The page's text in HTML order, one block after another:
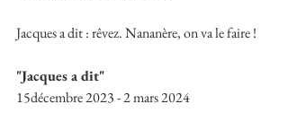
Jacques a dit : rêvez. Nananère, on va le faire !
"Jacques a dit"
15décembre 2023 - 2 mars 2024